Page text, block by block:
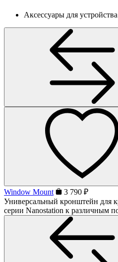
Аксессуары для устройства
Window Mount
3 790 ₽
Универсальный кронштейн для
серии Nanostation к различным